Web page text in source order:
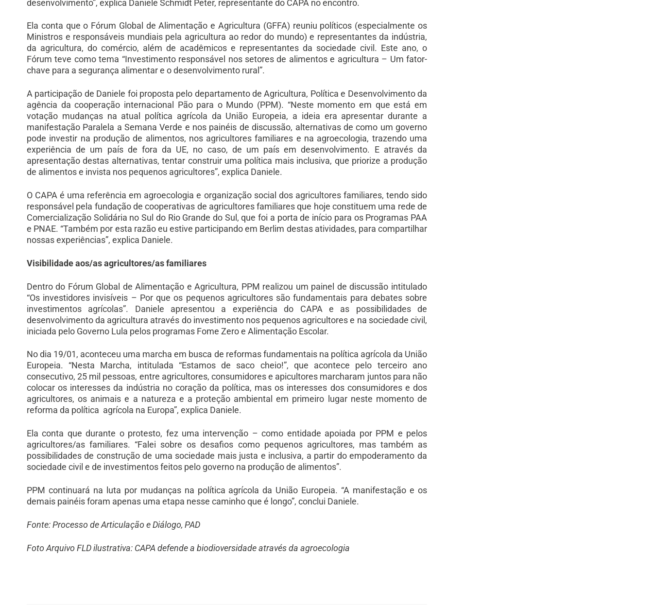
desenvolvimento”, explica Daniele Schmidt Peter, representante do CAPA no encontro.
Ela conta que o Fórum Global de Alimentação e Agricultura (GFFA) reuniu políticos (especialmente os
Ministros e responsáveis mundiais pela agricultura ao redor do mundo) e representantes da indústria,
da agricultura, do comércio, além de acadêmicos e representantes da sociedade civil. Este ano, o
Fórum teve como tema “Investimento responsável nos setores de alimentos e agricultura – Um fator-
chave para a segurança alimentar e o desenvolvimento rural”.
A participação de Daniele foi proposta pelo departamento de Agricultura, Política e Desenvolvimento da
agência da cooperação internacional Pão para o Mundo (PPM). “Neste momento em que está em
votação mudanças na atual política agrícola da União Europeia, a ideia era apresentar durante a
manifestação Paralela a Semana Verde e nos painéis de discussão, alternativas de como um governo
pode investir na produção de alimentos, nos agricultores familiares e na agroecologia, trazendo uma
experiência de um país de fora da UE, no caso, de um país em desenvolvimento. E através da
apresentação destas alternativas, tentar construir uma política mais inclusiva, que priorize a produção
de alimentos e invista nos pequenos agricultores”, explica Daniele.
O CAPA é uma referência em agroecologia e organização social dos agricultores familiares, tendo sido
responsável pela fundação de cooperativas de agricultores familiares que hoje constituem uma rede de
Comercialização Solidária no Sul do Rio Grande do Sul, que foi a porta de início para os Programas PAA
e PNAE. “Também por esta razão eu estive participando em Berlim destas atividades, para compartilhar
nossas experiências”, explica Daniele.
Visibilidade aos/as agricultores/as familiares
Dentro do Fórum Global de Alimentação e Agricultura, PPM realizou um painel de discussão intitulado
“Os investidores invisíveis – Por que os pequenos agricultores são fundamentais para debates sobre
investimentos agrícolas”. Daniele apresentou a experiência do CAPA e as possibilidades de
desenvolvimento da agricultura através do investimento nos pequenos agricultores e na sociedade civil,
iniciada pelo Governo Lula pelos programas Fome Zero e Alimentação Escolar.
No dia 19/01, aconteceu uma marcha em busca de reformas fundamentais na política agrícola da União
Europeia. “Nesta Marcha, intitulada “Estamos de saco cheio!”, que acontece pelo terceiro ano
consecutivo, 25 mil pessoas, entre agricultores, consumidores e apicultores marcharam juntos para não
colocar os interesses da indústria no coração da política, mas os interesses dos consumidores e dos
agricultores, os animais e a natureza e a proteção ambiental em primeiro lugar neste momento de
reforma da política agrícola na Europa”, explica Daniele.
Ela conta que durante o protesto, fez uma intervenção – como entidade apoiada por PPM e pelos
agricultores/as familiares. “Falei sobre os desafios como pequenos agricultores, mas também as
possibilidades de construção de uma sociedade mais justa e inclusiva, a partir do empoderamento da
sociedade civil e de investimentos feitos pelo governo na produção de alimentos”.
PPM continuará na luta por mudanças na política agrícola da União Europeia. “A manifestação e os
demais painéis foram apenas uma etapa nesse caminho que é longo”, conclui Daniele.
Fonte: Processo de Articulação e Diálogo, PAD
Foto Arquivo FLD ilustrativa: CAPA defende a biodioversidade através da agroecologia